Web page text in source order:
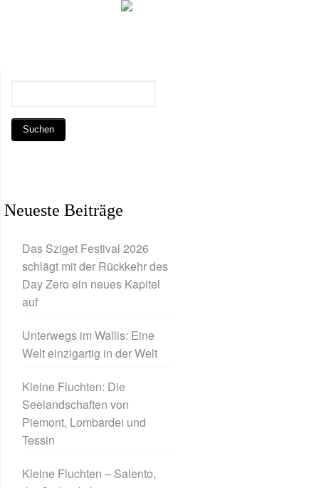
Neueste Beiträge
Das Sziget Festival 2026
schlägt mit der Rückkehr des
Day Zero ein neues Kapitel
auf
Unterwegs im Wallis: Eine
Welt einzigartig in der Welt
Kleine Fluchten: Die
Seelandschaften von
Piemont, Lombardei und
Tessin
Kleine Fluchten – Salento,